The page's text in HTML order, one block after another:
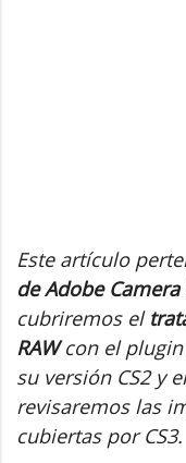
Este artículo
de Adobe Camera
cubriremos el
RAWcon el plugin
su versión CS2 y
revisaremos las
cubiertas por CS3.